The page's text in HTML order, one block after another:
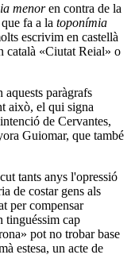
menoren contra de la
fa a la toponímia
escrivim en castellà
català «Ciutat Reial» o
paràgrafs
això, el qui signa
de Cervantes,
Guiomar, que també
tants anys l'opressió
de costar gens als
per compensar
tinguéssim cap
pot no trobar base
estesa, un acte de